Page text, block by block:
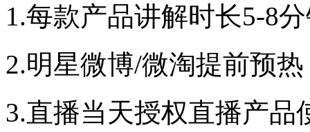
1.每款产品讲解时长5-8
2.明星微博/微淘提前预热
3.直播当天授权直播产品